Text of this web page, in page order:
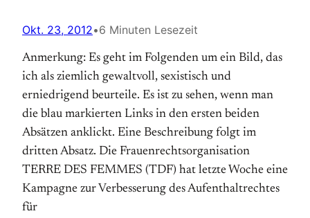
Okt. 23, 2012•6 Minuten Lesezeit
Anmerkung: Es geht im Folgenden um ein Bild, das
ich als ziemlich gewaltvoll, sexistisch und
erniedrigend beurteile. Es ist zu sehen, wenn man
die blau markierten Links in den ersten beiden
Absätzen anklickt. Eine Beschreibung folgt im
dritten Absatz. Die Frauenrechtsorganisation
TERRE DES FEMMES (TDF) hat letzte Woche eine
Kampagne zur Verbesserung des Aufenthaltrechtes
für